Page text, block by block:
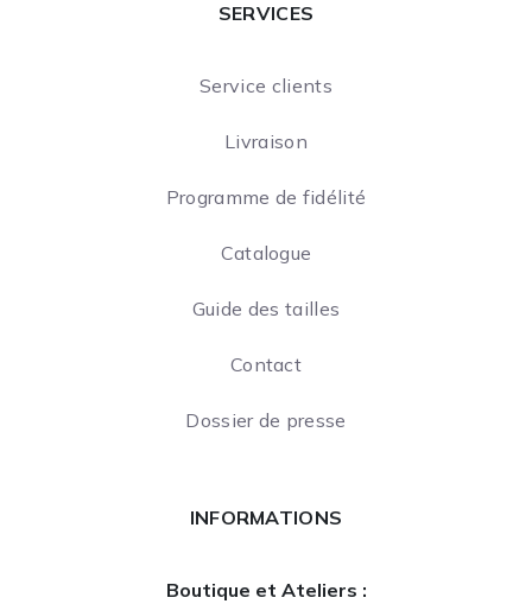
SERVICES
Service clients
Livraison
Programme de fidélité
Catalogue
Guide des tailles
Contact
Dossier de presse
INFORMATIONS
Boutique et Ateliers :